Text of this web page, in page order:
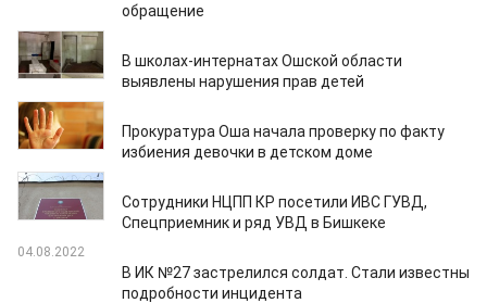
обращение
24.06.2023
В школах-интернатах Ошской области
выявлены нарушения прав детей
20.02.2023
Прокуратура Оша начала проверку по факту
избиения девочки в детском доме
24.10.2022
Сотрудники НЦПП КР посетили ИВС ГУВД,
Спецприемник и ряд УВД в Бишкеке
04.08.2022
В ИК №27 застрелился солдат. Стали известны
подробности инцидента